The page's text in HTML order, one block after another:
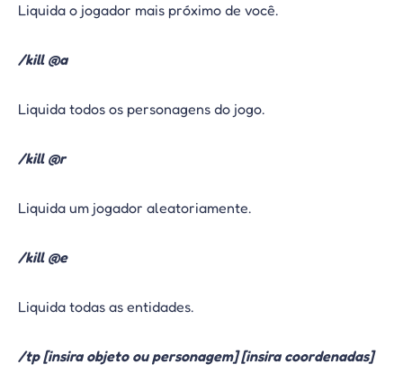
Liquida o jogador mais próximo de você.
/kill @a
Liquida todos os personagens do jogo.
/kill @r
Liquida um jogador aleatoriamente.
/kill @e
Liquida todas as entidades.
/tp [insira objeto ou personagem] [insira coordenadas]